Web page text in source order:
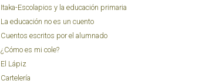
Itaka-Escolapios y la educación primaria
La educación no es un cuento
Cuentos escritos por el alumnado
¿Cómo es mi cole?
El Lápiz
Cartelería